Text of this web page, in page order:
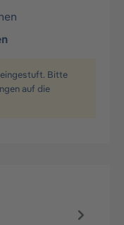
Bitte
auf die